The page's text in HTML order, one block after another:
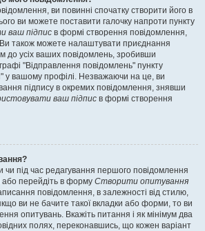
ви повинні спочатку створити його в
ви можете поставити галочку напроти пункту
ваш підпис в формі створення повідомлення,
також можете налаштувати приєднання
до усіх ваших повідомлень, зробивши
"Відправлення повідомлень" пункту
у вашому профілі. Незважаючи на це, ви
підпису в окремих повідомлення, знявши
ваш підпис в формі створення
чи під час редагування першого повідомлення
або перейдіть в форму Створити опитування
повідомлення, в залежності від стилю,
ви не бачите такої вкладки або форми, то ви
опитувань. Вкажіть питання і як мінімум два
полях, переконавшись, що кожен варіант